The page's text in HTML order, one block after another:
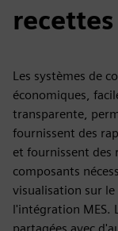
Les systèmes de
économiques,
transparente,
fournissent des
et fournissent des
composants
visualisation sur
l'intégration MES.
partagées avec